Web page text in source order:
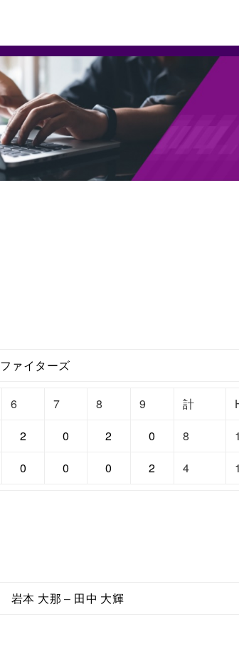
ァイターズ
6 7 8 9 計
2 0 2 0 8
0 0 0 2 4
岩本 大那 – 田中 大輝